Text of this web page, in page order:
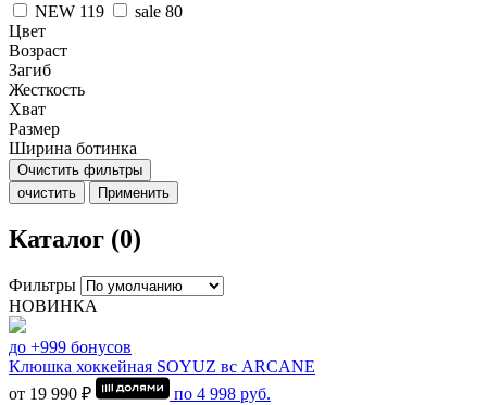
NEW 119 sale 80
Цвет
Возраст
Загиб
Жесткость
Хват
Размер
Ширина ботинка
Очистить фильтры
очистить
Применить
Каталог (0)
Фильтры
НОВИНКА
до +999 бонусов
Клюшка хоккейная SOYUZ вс ARCANE
от 19 990 ₽
по 4 998 руб.